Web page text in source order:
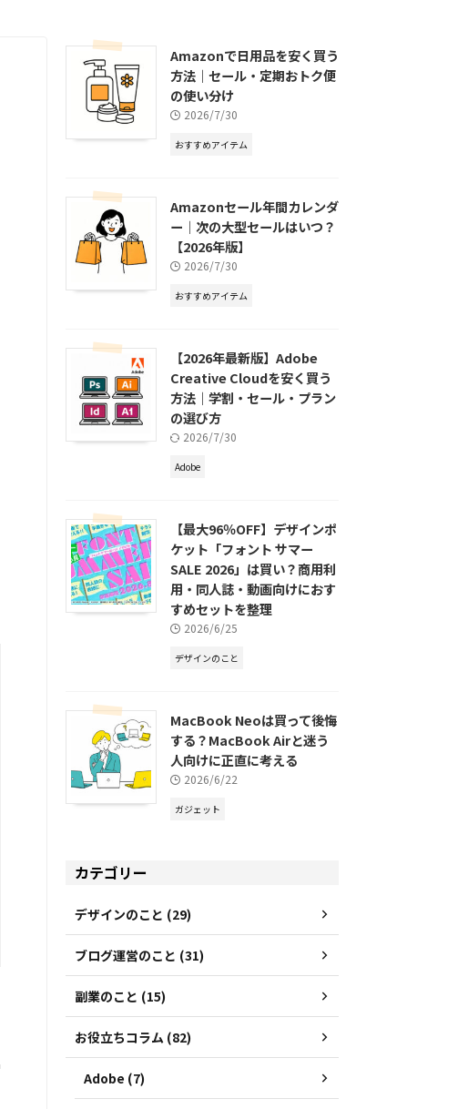
Amazonで日用品を安く買う
方法｜セール・定期おトク便
の使い分け
2026/7/30
おすすめアイテム
Amazonセール年間カレンダ
ー｜次の大型セールはいつ？
【2026年版】
2026/7/30
おすすめアイテム
【2026年最新版】Adobe
Creative Cloudを安く買う
方法｜学割・セール・プラン
の選び方
2026/7/30
Adobe
【最大96％OFF】デザインポ
ケット「フォント サマー
SALE 2026」は買い？商用利
用・同人誌・動画向けにおす
すめセットを整理
2026/6/25
デザインのこと
MacBook Neoは買って後悔
する？MacBook Airと迷う
人向けに正直に考える
2026/6/22
ガジェット
カテゴリー
デザインのこと (29)
ブログ運営のこと (31)
副業のこと (15)
お役立ちコラム (82)
Adobe (7)